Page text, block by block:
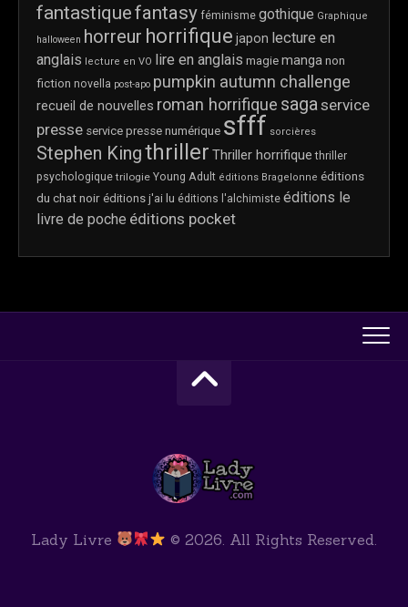
fantastiquefantasy féminisme gothique Graphique
halloween horreur horrifique japon lecture en
anglais lecture en VO lire en anglais magie manga non
fiction novella post-apo pumpkin autumn challenge
recueil de nouvelles roman horrifique sagaservice
presse service presse numérique sfff sorcières
Stephen Kingthriller Thriller horrifique thriller
psychologique trilogie Young Adult éditions Bragelonne éditions
du chat noir éditions j'ai lu éditions l'alchimiste éditions le
livre de poche éditions pocket
Lady Livre © 2026. All Rights Reserved.